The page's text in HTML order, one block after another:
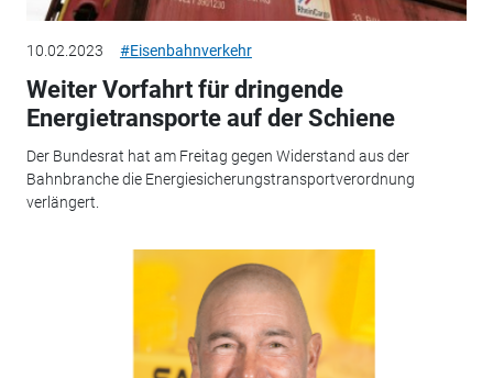
10.02.2023 #Eisenbahnverkehr
Weiter Vorfahrt für dringende
Energietransporte auf der Schiene
Der Bundesrat hat am Freitag gegen Widerstand aus der
Bahnbranche die Energiesicherungstransportverordnung
verlängert.